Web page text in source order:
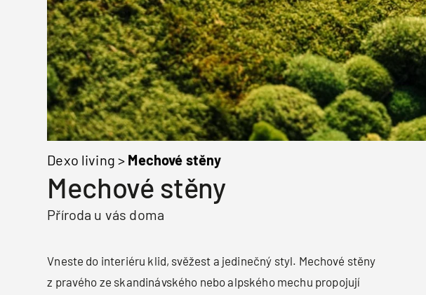
Dexo living > Mechové stěny
Mechové stěny
Příroda u vás doma
Vneste do interiéru klid, svěžest a jedinečný styl. Mechové stěny
z pravého ze skandinávského nebo alpského mechu propojují